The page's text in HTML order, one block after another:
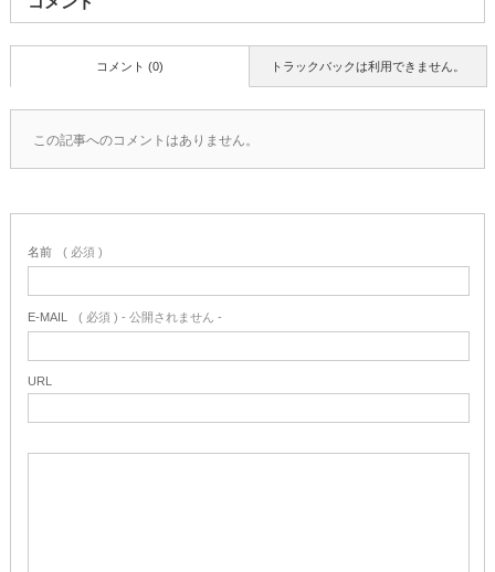
トラックバックは利用できません。
コメント (0)
この記事へのコメントはありません。
名前 ( 必須 )
E-MAIL ( 必須 ) - 公開されません -
URL